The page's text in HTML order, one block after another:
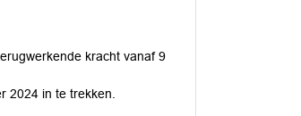
kracht vanaf 9
2024 in te trekken.